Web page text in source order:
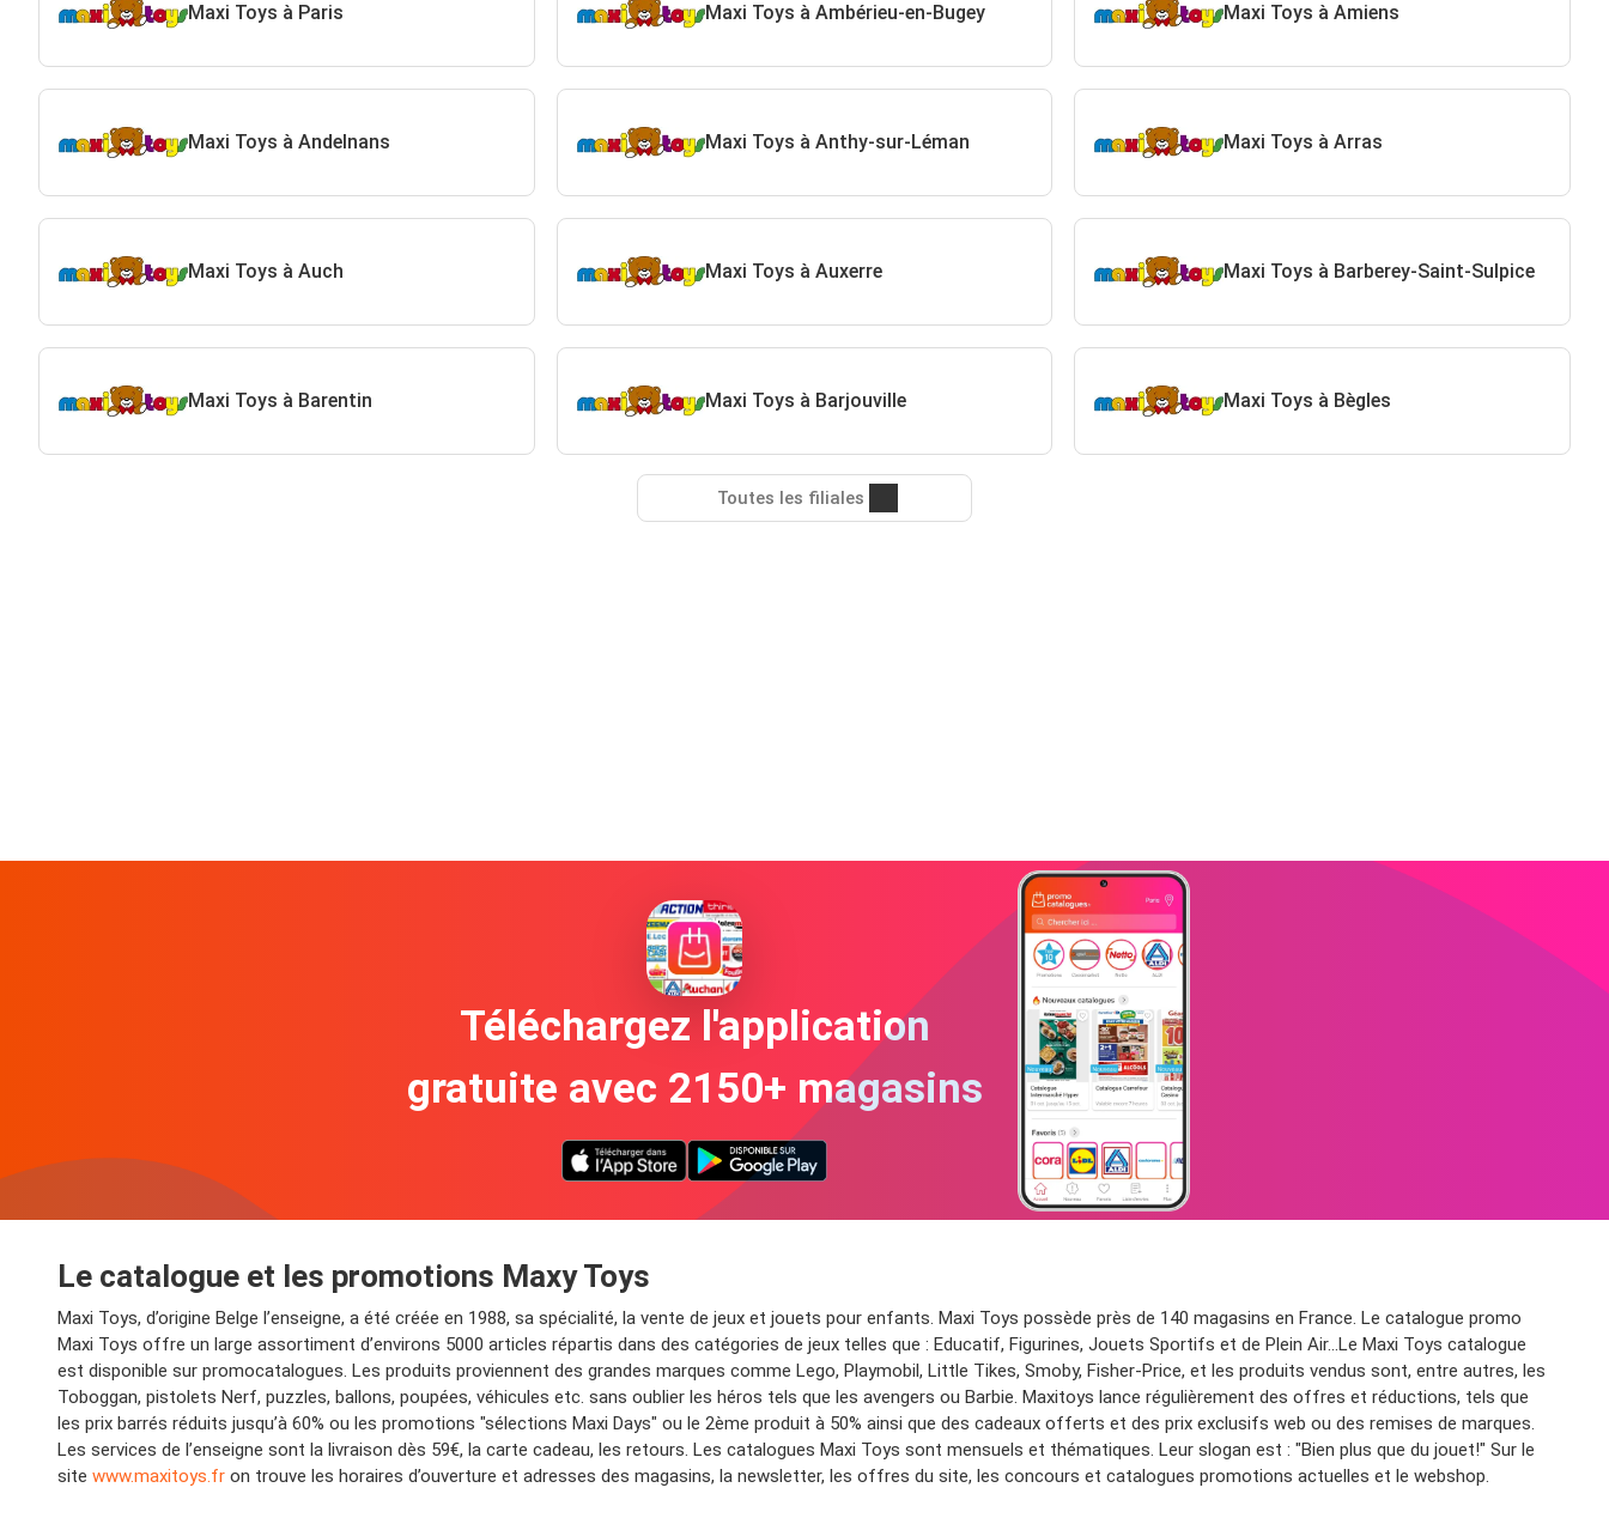
Maxi Toys à Paris Maxi Toys à Ambérieu-en-Bugey Maxi Toys à Amiens
Maxi Toys à Andelnans Maxi Toys à Anthy-sur-Léman Maxi Toys à Arras
Maxi Toys à Auch Maxi Toys à Auxerre Maxi Toys à Barberey-Saint-Sulpice
Maxi Toys à Barentin Maxi Toys à Barjouville Maxi Toys à Bègles
Toutes les filiales
Téléchargez l'application
gratuite avec 2150+ magasins
Le catalogue et les promotions Maxy Toys
Maxi Toys, d’origine Belge l’enseigne, a été créée en 1988, sa spécialité, la vente de jeux et jouets pour enfants. Maxi Toys possède près de 140 magasins en France. Le catalogue promo
Maxi Toys offre un large assortiment d’environs 5000 articles répartis dans des catégories de jeux telles que : Educatif, Figurines, Jouets Sportifs et de Plein Air...Le Maxi Toys catalogue
est disponible sur promocatalogues. Les produits proviennent des grandes marques comme Lego, Playmobil, Little Tikes, Smoby, Fisher-Price, et les produits vendus sont, entre autres, les
Toboggan, pistolets Nerf, puzzles, ballons, poupées, véhicules etc. sans oublier les héros tels que les avengers ou Barbie. Maxitoys lance régulièrement des offres et réductions, tels que
les prix barrés réduits jusqu’à 60% ou les promotions "sélections Maxi Days" ou le 2ème produit à 50% ainsi que des cadeaux offerts et des prix exclusifs web ou des remises de marques.
Les services de l’enseigne sont la livraison dès 59€, la carte cadeau, les retours. Les catalogues Maxi Toys sont mensuels et thématiques. Leur slogan est : "Bien plus que du jouet!" Sur le
site www.maxitoys.fr on trouve les horaires d’ouverture et adresses des magasins, la newsletter, les offres du site, les concours et catalogues promotions actuelles et le webshop.